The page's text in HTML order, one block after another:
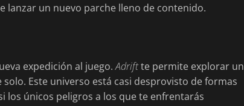
lanzar un nuevo parche lleno de contenido.
expedición al juego.Adriftte permite explorar un
Este universo está casi desprovisto de formas
los únicos peligros a los que te enfrentarás